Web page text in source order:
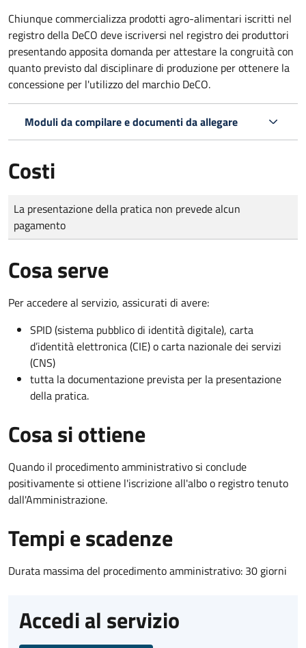
Chiunque commercializza prodotti agro-alimentari iscritti nel
registro della DeCO deve iscriversi nel registro dei produttori
presentando apposita domanda per attestare la congruità con
quanto previsto dal disciplinare di produzione per ottenere la
concessione per l'utilizzo del marchio DeCO.
Moduli da compilare e documenti da allegare
Costi
Tipo di pagamento
Importo
La presentazione della pratica non prevede alcun
pagamento
Cosa serve
Per accedere al servizio, assicurati di avere:
SPID (sistema pubblico di identità digitale), carta
d’identità elettronica (CIE) o carta nazionale dei servizi
(CNS)
tutta la documentazione prevista per la presentazione
della pratica.
Cosa si ottiene
Quando il procedimento amministrativo si conclude
positivamente si ottiene l'iscrizione all'albo o registro tenuto
dall'Amministrazione.
Tempi e scadenze
Durata massima del procedimento amministrativo: 30 giorni
Accedi al servizio